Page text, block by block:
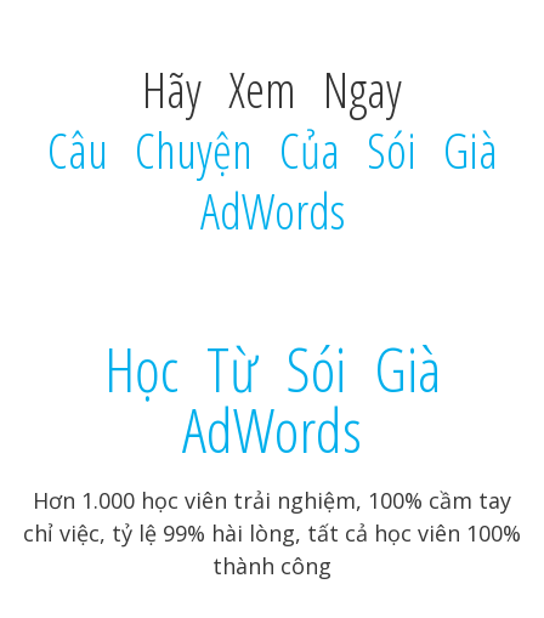
Hãy Xem Ngay
Câu Chuyện Của Sói Già
AdWords
Học Từ Sói Già
AdWords
Hơn 1.000 học viên trải nghiệm, 100% cầm tay
chỉ việc, tỷ lệ 99% hài lòng, tất cả học viên 100%
thành công